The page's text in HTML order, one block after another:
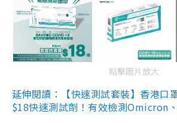
點擊圖片放大
延伸閱讀：【快速測試套裝】香港口
$18快速測試劑！有效檢測Omicron